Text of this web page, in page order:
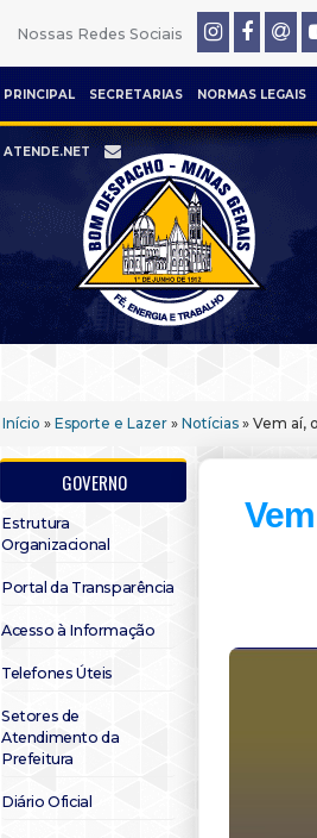
Nossas Redes Sociais
PRINCIPAL SECRETARIAS NORMAS LEGAIS
ATENDE.NET
Início » Esporte e Lazer » Notícias » Vem aí,
GOVERNO
Estrutura
Organizacional
Portal da Transparência
Acesso à Informação
Telefones Úteis
Setores de
Atendimento da
Prefeitura
Diário Oficial